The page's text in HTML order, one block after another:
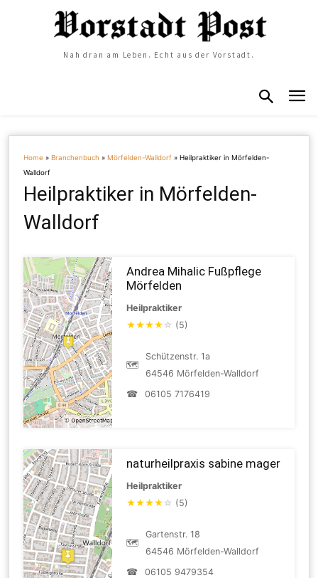
Nah dran am Leben. Echt aus der Vorstadt.
Home »Branchenbuch »Mörfelden-Walldorf »Heilpraktiker in Mörfelden-
Walldorf
Heilpraktiker in Mörfelden-
Walldorf
Andrea Mihalic Fußpflege
Mörfelden
Heilpraktiker
★★★★ ☆ (5)
🗺
Schützenstr. 1a
64546 Mörfelden-Walldorf
☎
06105 7176419
naturheilpraxis sabine mager
Heilpraktiker
★★★★ ☆ (5)
🗺
Gartenstr. 18
64546 Mörfelden-Walldorf
☎
06105 9479354